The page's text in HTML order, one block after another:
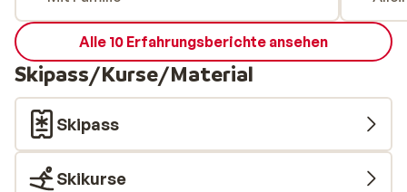
read this ??) but best of all was the views
of the slope we were using from our room.
Alle 10 Erfahrungsberichte ansehen
Skipass/Kurse/Material
Skipass
Skikurse